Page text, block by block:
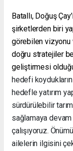
Batallı, Doğuş
şirketlerden biri
görebilen vizyonu
doğru stratejiler
geliştirmesi
hedefi
hedefle yatırım
sürdürülebilir
sağlamaya
çalışıyoruz.
ailelerin ilgisini